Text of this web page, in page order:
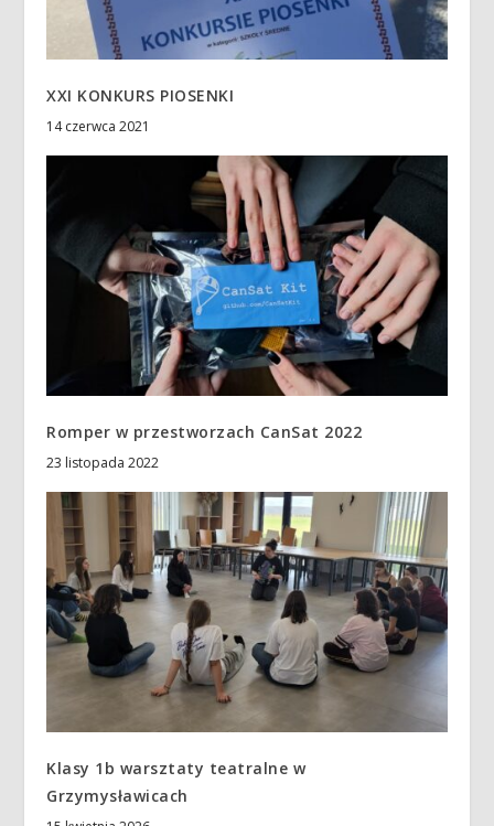
XXI KONKURS PIOSENKI
14 czerwca 2021
Romper w przestworzach CanSat 2022
23 listopada 2022
Klasy 1b warsztaty teatralne w
Grzymysławicach